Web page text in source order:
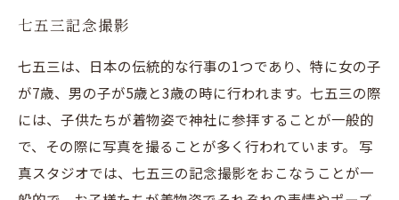
七五三記念撮影
七五三は、日本の伝統的な行事の1つであり、特に女の子
が7歳、男の子が5歳と3歳の時に行われます。七五三の際
には、子供たちが着物姿で神社に参拝することが一般的
で、その際に写真を撮ることが多く行われています。 写
真スタジオでは、七五三の記念撮影をおこなうことが一